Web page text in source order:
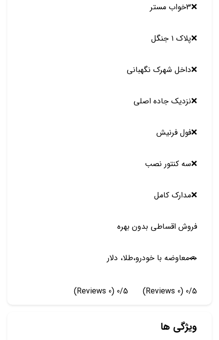
❌3خواب مستر
❌️پلاک ۱ جنگل
❌داخل شهرک نگهبانی
❌نزدیک جاده اصلی
❌️فول فرنیش
❌سه کنتور نصب
❌️مدارک کامل
فروش اقساطی بدون بهره
🚗معاوضه با خودرو،طلا، دلار
0/5
(0 Reviews)
0/5
(0 Reviews)
ویژگی ها